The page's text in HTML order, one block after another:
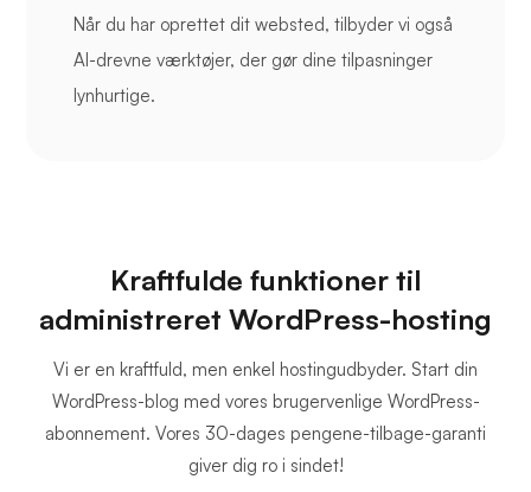
Når du har oprettet dit websted, tilbyder vi også
AI-drevne værktøjer, der gør dine tilpasninger
lynhurtige.
Kraftfulde funktioner til
administreret WordPress-hosting
Vi er en kraftfuld, men enkel hostingudbyder. Start din
WordPress-blog med vores brugervenlige WordPress-
abonnement. Vores 30-dages pengene-tilbage-garanti
giver dig ro i sindet!